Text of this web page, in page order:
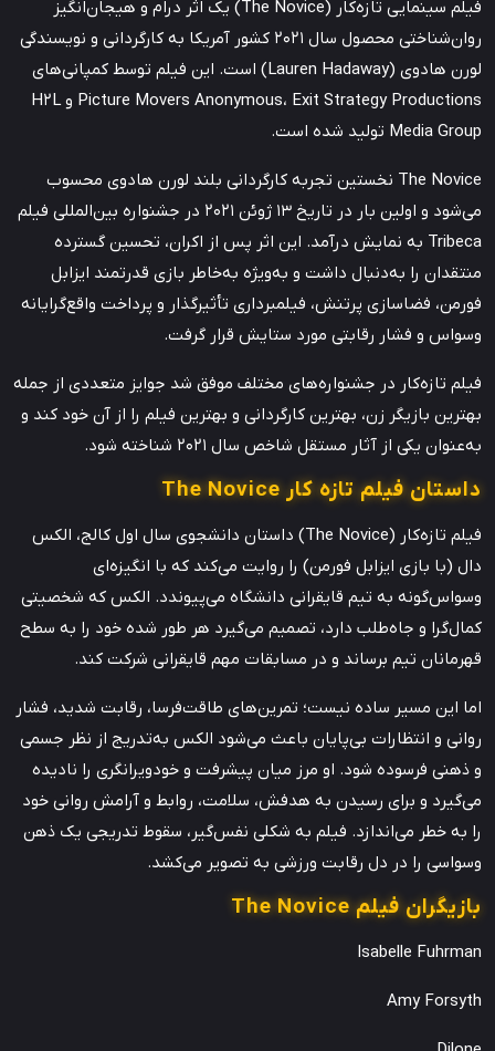
فیلم سینمایی تازه‌کار (The Novice) یک اثر درام و هیجان‌انگیز
روان‌شناختی محصول سال 2021 کشور آمریکا به کارگردانی و نویسندگی
لورن هادوی (Lauren Hadaway) است. این فیلم توسط کمپانی‌های
Picture Movers Anonymous، Exit Strategy Productions و H2L
Media Group تولید شده است.
The Novice نخستین تجربه کارگردانی بلند لورن هادوی محسوب
می‌شود و اولین بار در تاریخ 13 ژوئن 2021 در جشنواره بین‌المللی فیلم
Tribeca به نمایش درآمد. این اثر پس از اکران، تحسین گسترده
منتقدان را به‌دنبال داشت و به‌ویژه به‌خاطر بازی قدرتمند ایزابل
فورمن، فضاسازی پرتنش، فیلمبرداری تأثیرگذار و پرداخت واقع‌گرایانه
وسواس و فشار رقابتی مورد ستایش قرار گرفت.
فیلم تازه‌کار در جشنواره‌های مختلف موفق شد جوایز متعددی از جمله
بهترین بازیگر زن، بهترین کارگردانی و بهترین فیلم را از آن خود کند و
به‌عنوان یکی از آثار مستقل شاخص سال 2021 شناخته شود.
داستان فیلم تازه کار The Novice
فیلم تازه‌کار (The Novice) داستان دانشجوی سال اول کالج، الکس
دال (با بازی ایزابل فورمن) را روایت می‌کند که با انگیزه‌ای
وسواس‌گونه به تیم قایقرانی دانشگاه می‌پیوندد. الکس که شخصیتی
کمال‌گرا و جاه‌طلب دارد، تصمیم می‌گیرد هر طور شده خود را به سطح
قهرمانان تیم برساند و در مسابقات مهم قایقرانی شرکت کند.
اما این مسیر ساده نیست؛ تمرین‌های طاقت‌فرسا، رقابت شدید، فشار
روانی و انتظارات بی‌پایان باعث می‌شود الکس به‌تدریج از نظر جسمی
و ذهنی فرسوده شود. او مرز میان پیشرفت و خودویرانگری را نادیده
می‌گیرد و برای رسیدن به هدفش، سلامت، روابط و آرامش روانی خود
را به خطر می‌اندازد. فیلم به شکلی نفس‌گیر، سقوط تدریجی یک ذهن
وسواسی را در دل رقابت ورزشی به تصویر می‌کشد.
بازیگران فیلم The Novice
Isabelle Fuhrman
Amy Forsyth